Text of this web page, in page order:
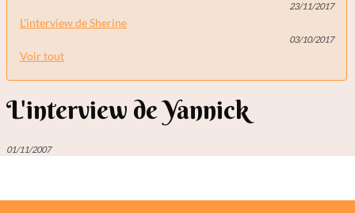
23/11/2017
L'interview de Sherine
03/10/2017
Voir tout
L'interview de Yannick
01/11/2007